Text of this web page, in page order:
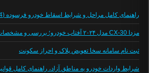
راهنمای کامل مراحل و شرایط اسقاط خودرو فرسوده (14 مرداد 1405)
مزدا CX-30 مدل ۲۰۲۴ آفتاب خودرو؛ بررسی و مشخصات فنی
ثبت نام سامانه سخا تعویض پلاک و احراز سکونت
شرایط واردات خودرو به مناطق آزاد، راهنمای کامل